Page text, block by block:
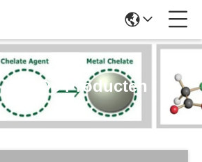
De Producten